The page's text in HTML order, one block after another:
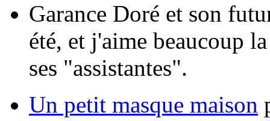
Garance Doré et son
été, et j'aime beaucoup
ses "assistantes".
Un petit masque maison